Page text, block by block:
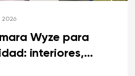
2026
Wyze para
interiores,
p...